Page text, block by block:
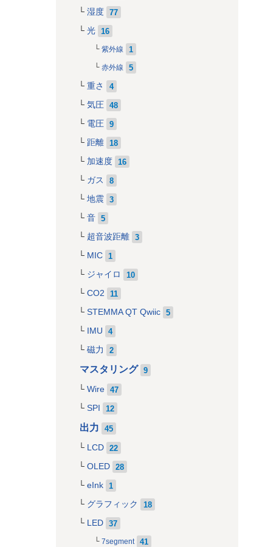
湿度 77
光 16
紫外線 1
赤外線 5
重さ 4
気圧 48
電圧 9
距離 18
加速度 16
ガス 8
地震 3
音 5
超音波距離 3
MIC 1
ジャイロ 10
CO2 11
STEMMA QT Qwiic 5
IMU 4
磁力 2
マスタリング 9
Wire 47
SPI 12
出力 45
LCD 22
OLED 28
eInk 1
グラフィック 18
LED 37
7segment 41